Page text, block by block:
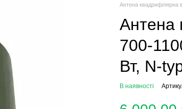
Антена квадрифілярна
Антена
700-
Вт, N-
В наявності